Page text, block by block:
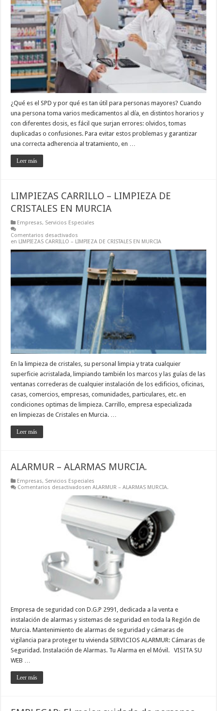
¿Qué es el SPD y por qué es tan útil para personas mayores? Cuando
una persona toma varios medicamentos al día, en distintos horarios y
con diferentes dosis, es fácil que surjan errores: olvidos, tomas
duplicadas o confusiones. Para evitar estos problemas y garantizar
una correcta adherencia al tratamiento, en …
Leer más
LIMPIEZAS CARRILLO – LIMPIEZA DE
CRISTALES EN MURCIA
Empresas, Servicios Especiales
Comentarios desactivados
en LIMPIEZAS CARRILLO – LIMPIEZA DE CRISTALES EN MURCIA
En la limpieza de cristales, su personal limpia y trata cualquier
superficie acristalada, limpiando también los marcos y las guías de las
ventanas correderas de cualquier instalación de los edificios, oficinas,
casas, comercios, empresas, comunidades, particulares, etc. en
condiciones optimas de limpieza. Carrillo, empresa especializada
en limpiezas de Cristales en Murcia. …
Leer más
ALARMUR – ALARMAS MURCIA.
Empresas, Servicios Especiales
Comentarios desactivadosen ALARMUR – ALARMAS MURCIA.
Empresa de seguridad con D.G.P 2991, dedicada a la venta e
instalación de alarmas y sistemas de seguridad en toda la Región de
Murcia. Mantenimiento de alarmas de seguridad y cámaras de
vigilancia para proteger tu vivienda SERVICIOS ALARMUR: Cámaras de
Seguridad. Instalación de Alarmas. Tu Alarma en el Móvil. VISITA SU
WEB …
Leer más